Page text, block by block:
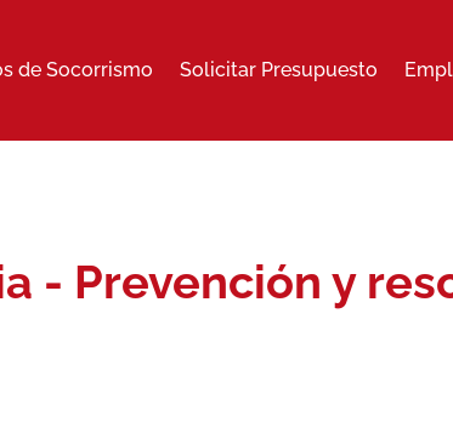
de Socorrismo Solicitar Presupuesto
- Prevención y